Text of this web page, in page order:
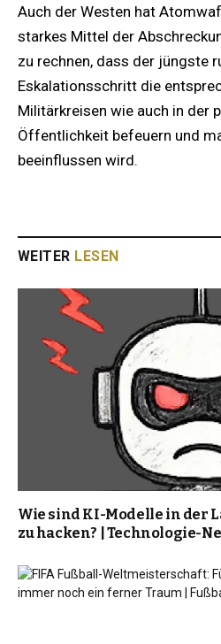
Auch der Westen hat
starkes Mittel der
zu rechnen, dass der jüngste
Eskalationsschritt die
Militärkreisen wie auch in der
Öffentlichkeit befeuern und
beeinflussen wird.
WEITER LESEN
Wie sind KI-Modelle in der
zu hacken? | Technologie-